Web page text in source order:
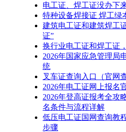
电工证、焊工证没办下
特种设备焊接证 焊工绿
建筑电工证和建筑焊
证”
换行业电工证和焊工证
2026年国家应急管理局
统
叉车证查询入口（官网
2026年电工证网上报名
2026年登高证报考全攻
名条件与流程详解
低压电工证国网查询教
步骤